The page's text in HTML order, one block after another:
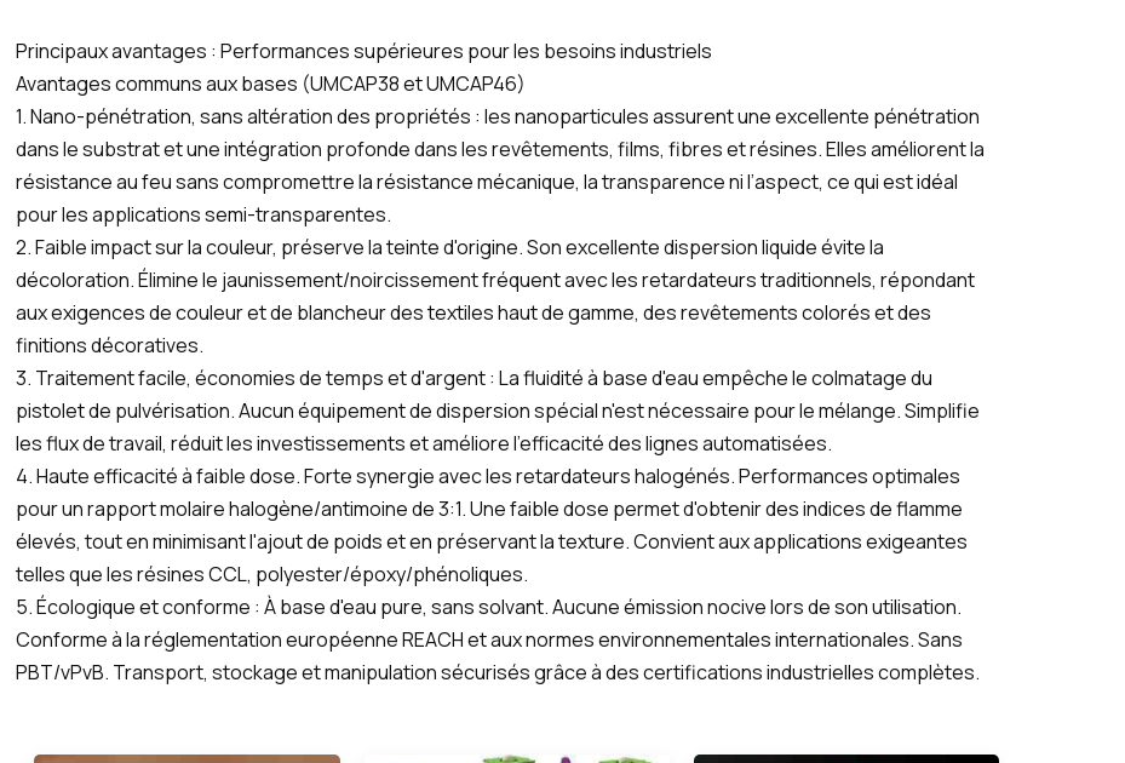
Principaux avantages : Performances supérieures pour les besoins industriels
Avantages communs aux bases (UMCAP38 et UMCAP46)
1. Nano-pénétration, sans altération des propriétés : les nanoparticules assurent une excellente pénétration
dans le substrat et une intégration profonde dans les revêtements, films, fibres et résines. Elles améliorent la
résistance au feu sans compromettre la résistance mécanique, la transparence ni l’aspect, ce qui est idéal
pour les applications semi-transparentes.
2. Faible impact sur la couleur, préserve la teinte d'origine. Son excellente dispersion liquide évite la
décoloration. Élimine le jaunissement/noircissement fréquent avec les retardateurs traditionnels, répondant
aux exigences de couleur et de blancheur des textiles haut de gamme, des revêtements colorés et des
finitions décoratives.
3. Traitement facile, économies de temps et d'argent : La fluidité à base d'eau empêche le colmatage du
pistolet de pulvérisation. Aucun équipement de dispersion spécial n'est nécessaire pour le mélange. Simplifie
les flux de travail, réduit les investissements et améliore l'efficacité des lignes automatisées.
4. Haute efficacité à faible dose. Forte synergie avec les retardateurs halogénés. Performances optimales
pour un rapport molaire halogène/antimoine de 3:1. Une faible dose permet d'obtenir des indices de flamme
élevés, tout en minimisant l'ajout de poids et en préservant la texture. Convient aux applications exigeantes
telles que les résines CCL, polyester/époxy/phénoliques.
5. Écologique et conforme : À base d'eau pure, sans solvant. Aucune émission nocive lors de son utilisation.
Conforme à la réglementation européenne REACH et aux normes environnementales internationales. Sans
PBT/vPvB. Transport, stockage et manipulation sécurisés grâce à des certifications industrielles complètes.